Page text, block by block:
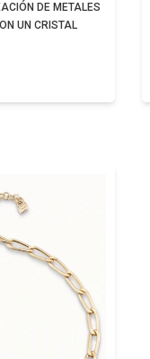
DE METALES
UN CRISTAL